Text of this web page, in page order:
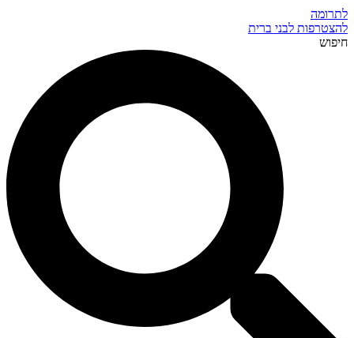
לתרומה
להצטרפות לבני ברית
חיפוש